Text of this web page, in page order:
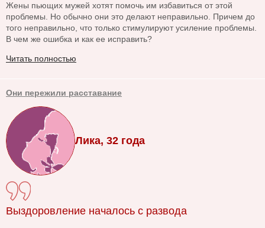
Жены пьющих мужей хотят помочь им избавиться от этой
проблемы. Но обычно они это делают неправильно. Причем до
того неправильно, что только стимулируют усиление проблемы.
В чем же ошибка и как ее исправить?
Читать полностью
Они пережили расставание
Лика, 32 года
Выздоровление началось с развода